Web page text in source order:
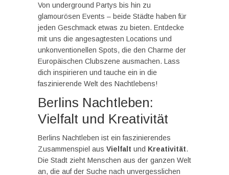
Von underground Partys bis hin zu
glamourösen Events – beide Städte haben für
jeden Geschmack etwas zu bieten. Entdecke
mit uns die angesagtesten Locations und
unkonventionellen Spots, die den Charme der
Europäischen Clubszene ausmachen. Lass
dich inspirieren und tauche ein in die
faszinierende Welt des Nachtlebens!
Berlins Nachtleben:
Vielfalt und Kreativität
Berlins Nachtleben ist ein faszinierendes
Zusammenspiel aus Vielfalt und Kreativität.
Die Stadt zieht Menschen aus der ganzen Welt
an, die auf der Suche nach unvergesslichen